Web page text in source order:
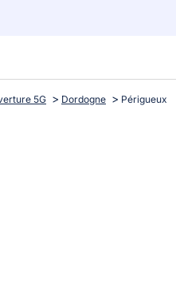
5G Dordogne Périgueux